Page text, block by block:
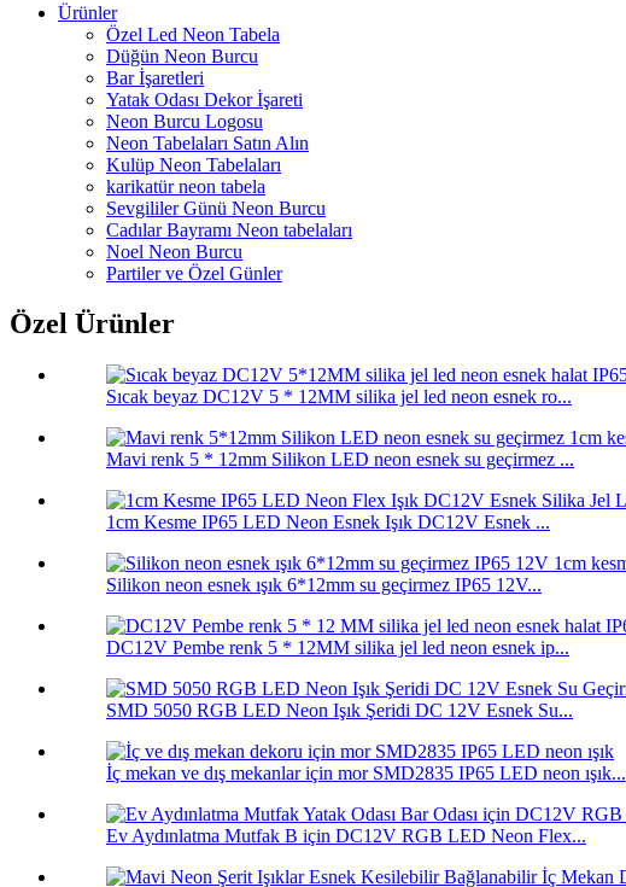
Ürünler
Özel Led Neon Tabela
Düğün Neon Burcu
Bar İşaretleri
Yatak Odası Dekor İşareti
Neon Burcu Logosu
Neon Tabelaları Satın Alın
Kulüp Neon Tabelaları
karikatür neon tabela
Sevgililer Günü Neon Burcu
Cadılar Bayramı Neon tabelaları
Noel Neon Burcu
Partiler ve Özel Günler
Özel Ürünler
Sıcak beyaz DC12V 5 * 12MM silika jel led neon esnek ro...
Mavi renk 5 * 12mm Silikon LED neon esnek su geçirmez ...
1cm Kesme IP65 LED Neon Esnek Işık DC12V Esnek ...
Silikon neon esnek ışık 6*12mm su geçirmez IP65 12V...
DC12V Pembe renk 5 * 12MM silika jel led neon esnek ip...
SMD 5050 RGB LED Neon Işık Şeridi DC 12V Esnek Su...
İç mekan ve dış mekanlar için mor SMD2835 IP65 LED neon ışık...
Ev Aydınlatma Mutfak B için DC12V RGB LED Neon Flex...